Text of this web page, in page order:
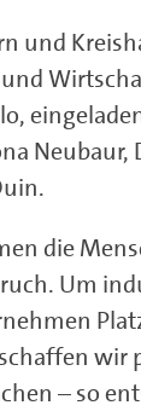
und
Neubaur,
die
Um
wir
– so